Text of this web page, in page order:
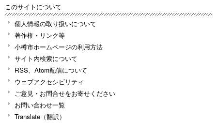
このサイトについて
個人情報の取り扱いについて
著作権・リンク等
小樽市ホームページの利用方法
サイト内検索について
RSS、Atom配信について
ウェブアクセシビリティ
ご意見・お問合せをお寄せください
お問い合わせ一覧
Translate（翻訳）